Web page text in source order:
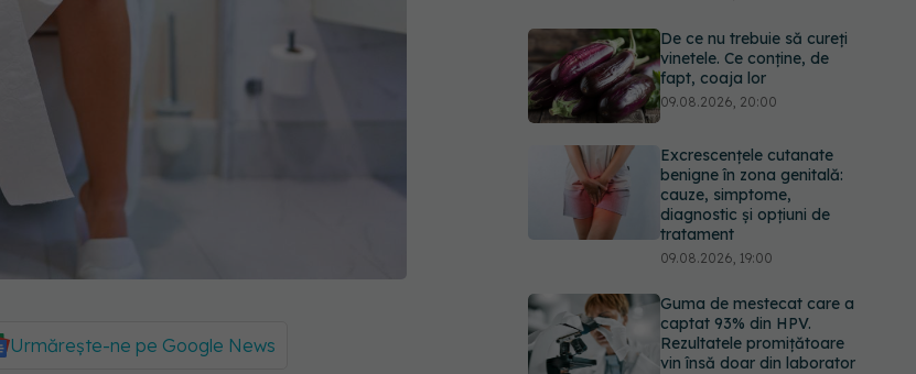
Urmărește-ne pe Google News
De ce nu trebuie să cureți
vinetele. Ce conține, de
fapt, coaja lor
09.08.2026, 20:00
Excrescențele cutanate
benigne în zona genitală:
cauze, simptome,
diagnostic și opțiuni de
tratament
09.08.2026, 19:00
Guma de mestecat care a
captat 93% din HPV.
Rezultatele promițătoare
vin însă doar din laborator